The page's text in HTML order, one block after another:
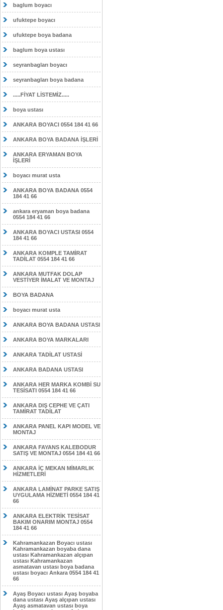
baglum boyacı
ufuktepe boyacı
ufuktepe boya badana
baglum boya ustası
seyranbagları boyacı
seyranbagları boya badana
.....FİYAT LİSTEMİZ.....
boya ustası
ANKARA BOYACI 0554 184 41 66
ANKARA BOYA BADANA İŞLERİ
ANKARA ERYAMAN BOYA
İŞLERİ
boyacı murat usta
ANKARA BOYA BADANA 0554
184 41 66
ankara eryaman boya badana
0554 184 41 66
ANKARA BOYACI USTASI 0554
184 41 66
ANKARA KOMPLE TAMİRAT
TADİLAT 0554 184 41 66
ANKARA MUTFAK DOLAP
VESTİYER İMALAT VE MONTAJ
BOYA BADANA
boyacı murat usta
ANKARA BOYA BADANA USTASI
ANKARA BOYA MARKALARI
ANKARA TADİLAT USTASİ
ANKARA BADANA USTASI
ANKARA HER MARKA KOMBİ SU
TESİSATI 0554 184 41 66
ANKARA DIŞ CEPHE VE ÇATI
TAMİRAT TADİLAT
ANKARA PANEL KAPI MODEL VE
MONTAJ
ANKARA FAYANS KALEBODUR
SATIŞ VE MONTAJ 0554 184 41 66
ANKARA İÇ MEKAN MİMARLIK
HİZMETLERİ
ANKARA LAMİNAT PARKE SATIŞ
UYGULAMA HİZMETİ 0554 184 41
66
ANKARA ELEKTRİK TESİSAT
BAKIM ONARIM MONTAJ 0554
184 41 66
Kahramankazan Boyacı ustası
Kahramankazan boyaba dana
ustası Kahramankazan alçıpan
ustası Kahramankazan
asmatavan ustası boya badana
ustası boyacı Ankara 0554 184 41
66
Ayaş Boyacı ustası Ayaş boyaba
dana ustası Ayaş alçıpan ustası
Ayaş asmatavan ustası boya